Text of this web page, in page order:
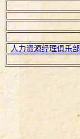
人力资源经理俱乐部